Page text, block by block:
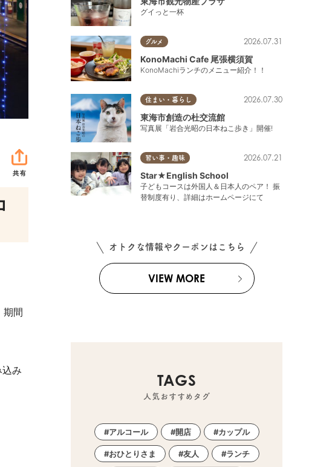
期間
み
グイっと一杯
グルメ 2026.07.31
KonoMachi Cafe 尾張横須賀
KonoMachiランチのメニュー紹介！！
住まい・暮らし 2026.07.30
東海市創造の杜交流館
写真展「岩合光昭の日本ねこ歩き」開催!
習い事・趣味 2026.07.21
Star★English School
子どもコースは外国人＆日本人のペア！ 振
替制度有り、詳細はホームページにて
オトクな情報やクーポンはこちら
VIEW MORE
TAGS
人気おすすめタグ
アルコール 開店 カップル
おひとりさま 友人 ランチ